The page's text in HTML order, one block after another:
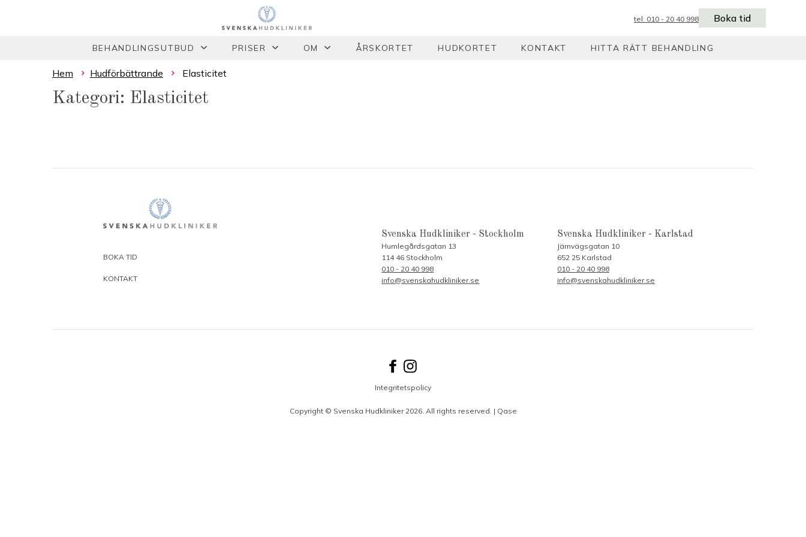
tel: 010 - 20 40 998 Boka tid
BEHANDLINGSUTBUD PRISER OM ÅRSKORTET HUDKORTET KONTAKT HITTA RÄTT BEHANDLING
Hem Hudförbättrande Elasticitet
Kategori: Elasticitet
BOKA TID
KONTAKT
Svenska Hudkliniker - Stockholm
Humlegårdsgatan 13
114 46 Stockholm
010 - 20 40 998
info@svenskahudkliniker.se
Svenska Hudkliniker - Karlstad
Järnvägsgatan 10
652 25 Karlstad
010 - 20 40 998
info@svenskahudkliniker.se
Integritetspolicy
Copyright © Svenska Hudkliniker 2026. All rights reserved. | Qase